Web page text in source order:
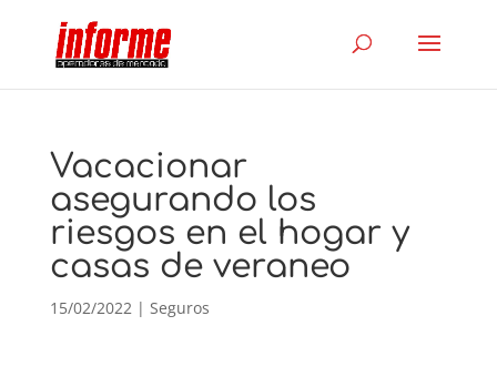
Vacacionar
asegurando los
riesgos en el hogar y
casas de veraneo
15/02/2022| Seguros